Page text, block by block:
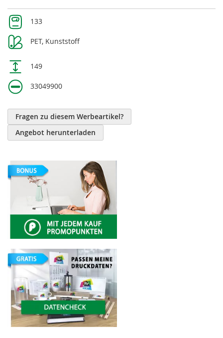
Weitere
Informationen
133
PET, Kunststoff
149
33049900
Fragen zu diesem Werbeartikel?
Angebot herunterladen